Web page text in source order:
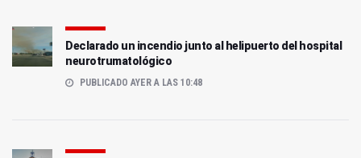
Declarado un incendio junto al helipuerto del hospital
neurotrumatológico
PUBLICADO AYER A LAS 10:48